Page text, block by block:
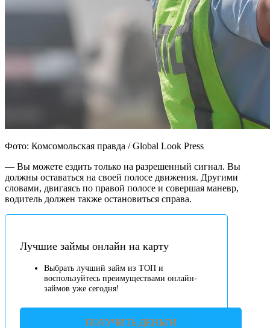
Фото: Комсомольская правда / Global Look Press
— Вы можете ездить только на разрешенный сигнал. Вы
должны оставаться на своей полосе движения. Другими
словами, двигаясь по правой полосе и совершая маневр,
водитель должен также остановиться справа.
Лучшие займы онлайн на карту
Выбрать лучший займ из ТОП и
воспользуйтесь преимуществами онлайн-
займов уже сегодня!
ПОЛУЧИТЬ ДЕНЬГИ